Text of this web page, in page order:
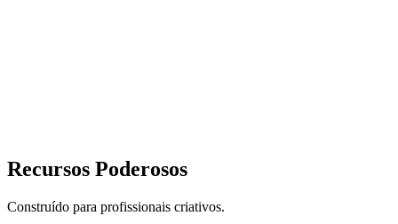
Recursos Poderosos
Construído para profissionais criativos.